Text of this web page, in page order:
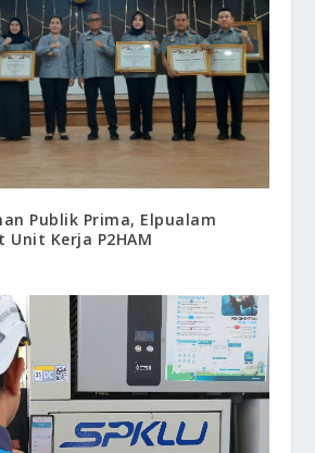
Publik Prima, Elpualam
Kerja P2HAM